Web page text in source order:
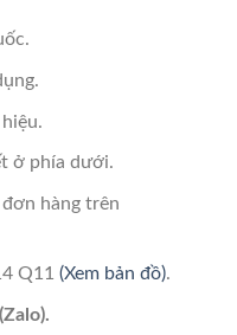
ở phía dưới.
hàng trên
Q11 (Xem bản đồ).